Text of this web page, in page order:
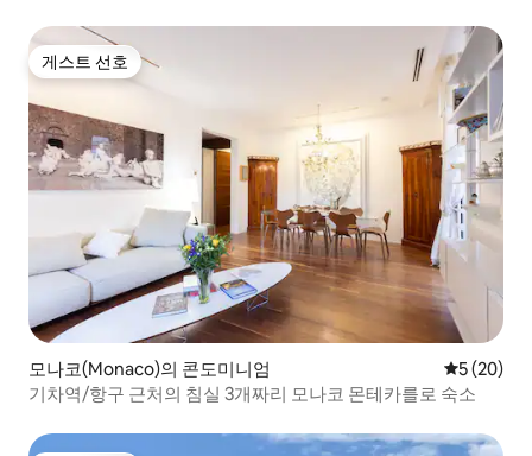
게스트 선호
게스트 선호
모나코(Monaco)의 콘도미니엄 평점 5점(5
5 (20)
기차역/항구 근처의 침실 3개짜리 모나코 몬테카를로 숙소